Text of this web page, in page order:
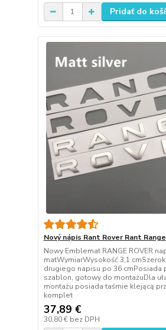
Pridať do
Nový nápis Rant Rover Rant Range
Nowy Emblemat RANGE ROVER
matWymiarWysokość 3,1
drugiego napisu po 36 cmPosiada
szablon, gotowy do montażuDla
montażu posiada taśmie klejącą
komplet
37,89 €
30,80 € bez DPH